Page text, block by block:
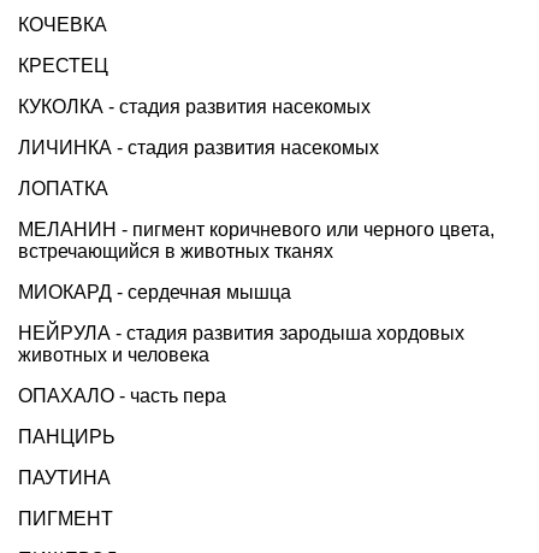
КОЧЕВКА
КРЕСТЕЦ
КУКОЛКА - стадия развития насекомых
ЛИЧИНКА - стадия развития насекомых
ЛОПАТКА
МЕЛАНИН - пигмент коричневого или черного цвета,
встречающийся в животных тканях
МИОКАРД - сердечная мышца
НЕЙРУЛА - стадия развития зародыша хордовых
животных и человека
ОПАХАЛО - часть пера
ПАНЦИРЬ
ПАУТИНА
ПИГМЕНТ